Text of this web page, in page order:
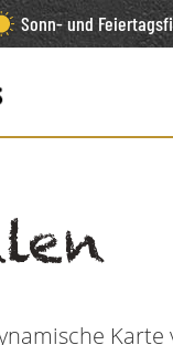
Sonn- und
Karte